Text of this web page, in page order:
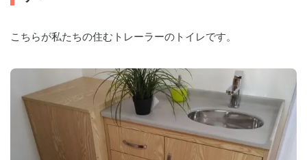
こちらが私たちの住むトレーラーのトイレです。